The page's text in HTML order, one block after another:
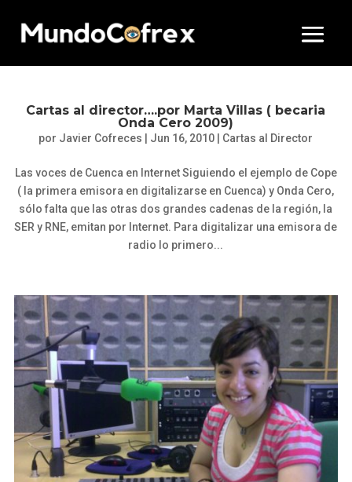
Cartas al director….por Marta Villas ( becaria
Onda Cero 2009)
por Javier Cofreces Jun 16, 2010 Cartas al Director
Las voces de Cuenca en Internet Siguiendo el ejemplo de Cope
( la primera emisora en digitalizarse en Cuenca) y Onda Cero,
sólo falta que las otras dos grandes cadenas de la región, la
SER y RNE, emitan por Internet. Para digitalizar una emisora de
radio lo primero...